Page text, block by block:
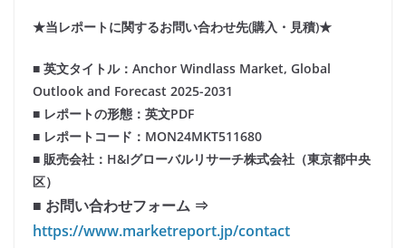
★当レポートに関するお問い合わせ先(購入・見積)★
■ 英文タイトル：Anchor Windlass Market, Global
Outlook and Forecast 2025-2031
■ レポートの形態：英文PDF
■ レポートコード：MON24MKT511680
■ 販売会社：H&Iグローバルリサーチ株式会社（東京都中央
区）
■ お問い合わせフォーム ⇒
https://www.marketreport.jp/contact